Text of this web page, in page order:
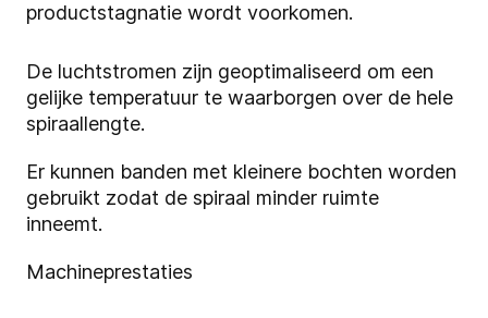
productstagnatie wordt voorkomen.
De luchtstromen zijn geoptimaliseerd om een
gelijke temperatuur te waarborgen over de hele
spiraallengte.
Er kunnen banden met kleinere bochten worden
gebruikt zodat de spiraal minder ruimte
inneemt.
Machineprestaties